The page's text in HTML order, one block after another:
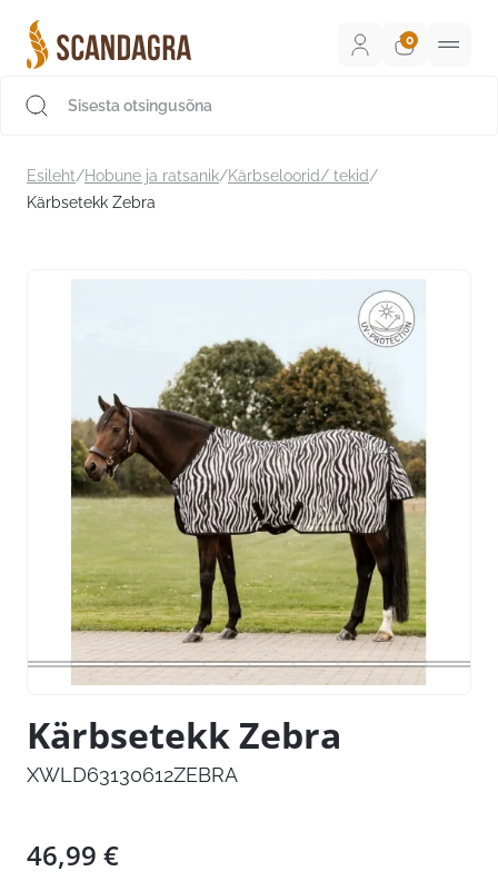
sisu
juurde
Esileht/Hobune ja ratsanik/Kärbseloorid/ tekid/
Kärbsetekk Zebra
Kärbsetekk Zebra
XWLD63130612ZEBRA
46,99 €